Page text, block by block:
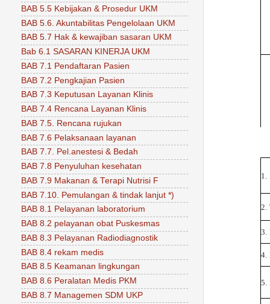
1.
2.
3.
4.
5.
BAB 5.5 Kebijakan & Prosedur UKM
BAB 5.6. Akuntabilitas Pengelolaan UKM
BAB 5.7 Hak & kewajiban sasaran UKM
Bab 6.1 SASARAN KINERJA UKM
BAB 7.1 Pendaftaran Pasien
BAB 7.2 Pengkajian Pasien
BAB 7.3 Keputusan Layanan Klinis
BAB 7.4 Rencana Layanan Klinis
BAB 7.5. Rencana rujukan
BAB 7.6 Pelaksanaan layanan
BAB 7.7. Pel.anestesi & Bedah
BAB 7.8 Penyuluhan kesehatan
BAB 7.9 Makanan & Terapi Nutrisi F
BAB 7.10. Pemulangan & tindak lanjut *)
BAB 8.1 Pelayanan laboratorium
BAB 8.2 pelayanan obat Puskesmas
BAB 8.3 Pelayanan Radiodiagnostik
BAB 8.4 rekam medis
BAB 8.5 Keamanan lingkungan
BAB 8.6 Peralatan Medis PKM
BAB 8.7 Managemen SDM UKP